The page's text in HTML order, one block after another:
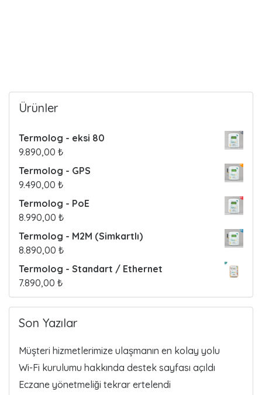
n
y
a
Ürünler
Termolog - eksi 80
9.890,00 ₺
Termolog - GPS
9.490,00 ₺
Termolog - PoE
8.990,00 ₺
Termolog - M2M (Simkartlı)
8.890,00 ₺
Termolog - Standart / Ethernet
7.890,00 ₺
Son Yazılar
Müşteri hizmetlerimize ulaşmanın en kolay yolu
Wi-Fi kurulumu hakkında destek sayfası açıldı
Eczane yönetmeliği tekrar ertelendi